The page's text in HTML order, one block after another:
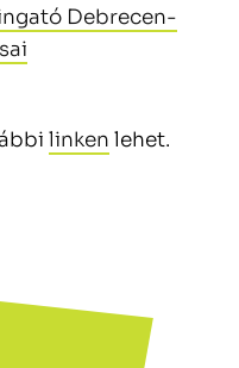
Debrecen-
linken lehet.